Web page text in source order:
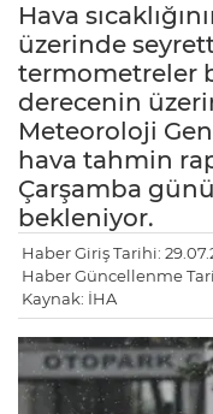
Hava
üzerinde
termometreler
derecenin
Meteoroloji
hava tahmin
Çarşamba
bekleniyor.
Haber Giriş Tarihi:
Haber Güncellenme
Kaynak: İHA